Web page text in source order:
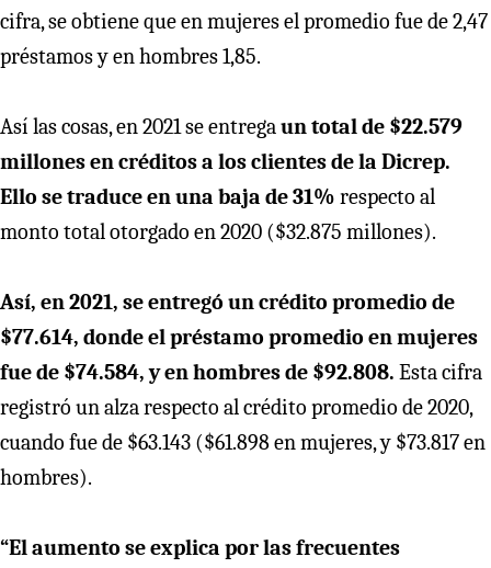
cifra, se obtiene que en mujeres el promedio fue de 2,47
préstamos y en hombres 1,85.
Así las cosas, en 2021 se entregaun total de $22.579
millones en créditos a los clientes de la Dicrep.
Ello se traduce en una baja de 31% respecto al
monto total otorgado en 2020 ($32.875 millones).
Así, en 2021, se entregó un crédito promedio de
$77.614, donde el préstamo promedio en mujeres
fue de $74.584, y en hombres de $92.808. Esta cifra
registró un alza respecto al crédito promedio de 2020,
cuando fue de $63.143 ($61.898 en mujeres, y $73.817 en
hombres).
“El aumento se explica por las frecuentes